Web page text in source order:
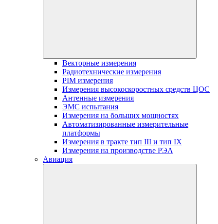
Векторные измерения
Радиотехнические измерения
PIM измерения
Измерения высокоскоростных средств ЦОС
Антенные измерения
ЭМС испытания
Измерения на больших мощностях
Автоматизированные измерительные
платформы
Измерения в тракте тип III и тип IX
Измерения на производстве РЭА
Авиация